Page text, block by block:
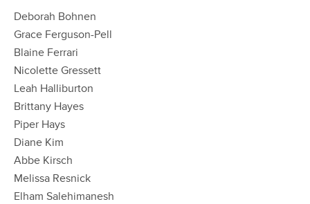
Deborah Bohnen
Grace Ferguson-Pell
Blaine Ferrari
Nicolette Gressett
Leah Halliburton
Brittany Hayes
Piper Hays
Diane Kim
Abbe Kirsch
Melissa Resnick
Elham Salehimanesh